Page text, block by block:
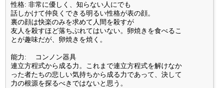
性格: 非常に優しく、知らない人にでも
話しかけて仲良くできる明るい性格が表の顔。
裏の顔は快楽のみを求めて人間を殺すが
友人を殺すほど落ちぶれてはいない。卵焼きを食べるこ
とが趣味だが、卵焼きを焼く。
能力: コンノン器具
連立方程式から成る力。これまで連立方程式を解けなか
った者たちの悲しい気持ちから成る力であって、決して
力の根源を探るべきではないと思う。